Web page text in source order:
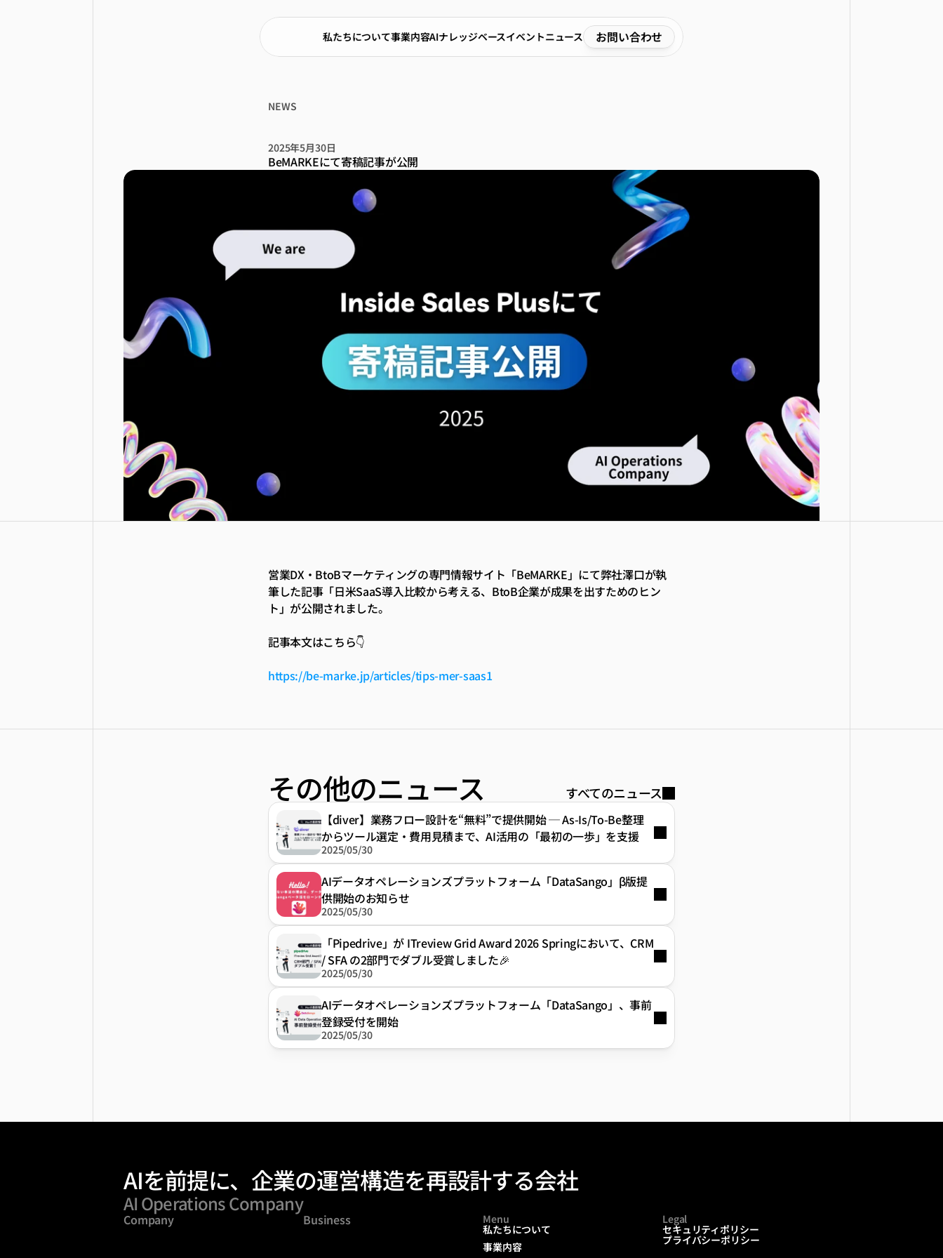
私たちについて事業内容AIナレッジベースイベントニュース お問い合わせ
NEWS
BeMARKEにて寄稿記事が公開
2025年5月30日
BeMARKEにて寄稿記事が公開
営業DX・BtoBマーケティングの専門情報サイト「BeMARKE」にて弊社澤口が執
筆した記事「日米SaaS導入比較から考える、BtoB企業が成果を出すためのヒン
ト」が公開されました。
記事本文はこちら👇️
https://be-marke.jp/articles/tips-mer-saas1
その他のニュース すべてのニュース
【diver】業務フロー設計を“無料”で提供開始 ─ As-Is/To-Be整理
からツール選定・費用見積まで、AI活用の「最初の一歩」を支援
2025/05/30
AIデータオペレーションズプラットフォーム「DataSango」β版提
供開始のお知らせ
2025/05/30
「Pipedrive」が ITreview Grid Award 2026 Springにおいて、CRM
/ SFA の2部門でダブル受賞しました🎉
2025/05/30
AIデータオペレーションズプラットフォーム「DataSango」、事前
登録受付を開始
2025/05/30
AIを前提に、企業の運営構造を再設計する会社
AI Operations Company
Company Business Menu
私たちについて
事業内容
Legal
セキュリティポリシー
プライバシーポリシー